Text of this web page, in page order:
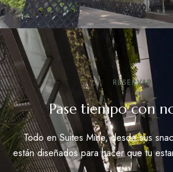
RESERVAR
Pase tiempo con
Todo en Suites Mine, desde sus
están diseñados para hacer que tu